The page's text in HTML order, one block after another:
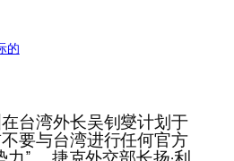
的
台湾外长吴钊燮计划于
要与台湾进行任何官方